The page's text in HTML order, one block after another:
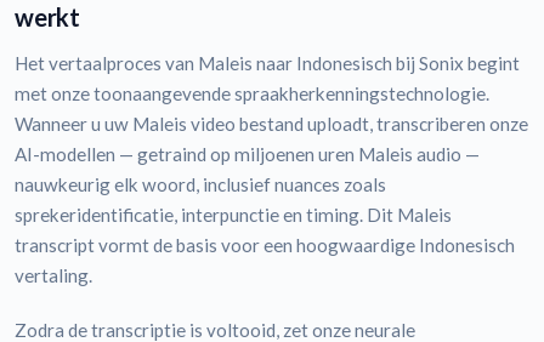
werkt
Het vertaalproces van Maleis naar Indonesisch bij Sonix begint
met onze toonaangevende spraakherkenningstechnologie.
Wanneer u uw Maleis video bestand uploadt, transcriberen onze
AI-modellen — getraind op miljoenen uren Maleis audio —
nauwkeurig elk woord, inclusief nuances zoals
sprekeridentificatie, interpunctie en timing. Dit Maleis
transcript vormt de basis voor een hoogwaardige Indonesisch
vertaling.
Zodra de transcriptie is voltooid, zet onze neurale